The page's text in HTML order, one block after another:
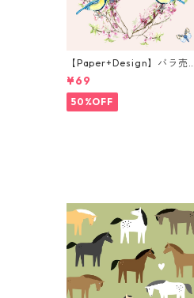
【Paper+Design】バラ売
り2枚 ランチサイズ ペーパ
ーナプキン In Love ピンク
¥69
50%OFF